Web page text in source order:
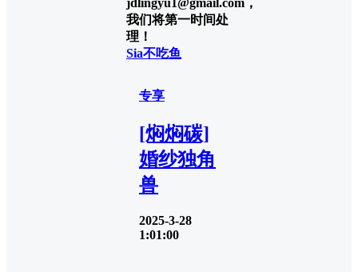
jdlingyu1@gmail.com，
我们将第一时间处
理！
Sia不吃鱼
专享
[焖焖碳]
婚纱独角
兽
2025-3-28
1:01:00